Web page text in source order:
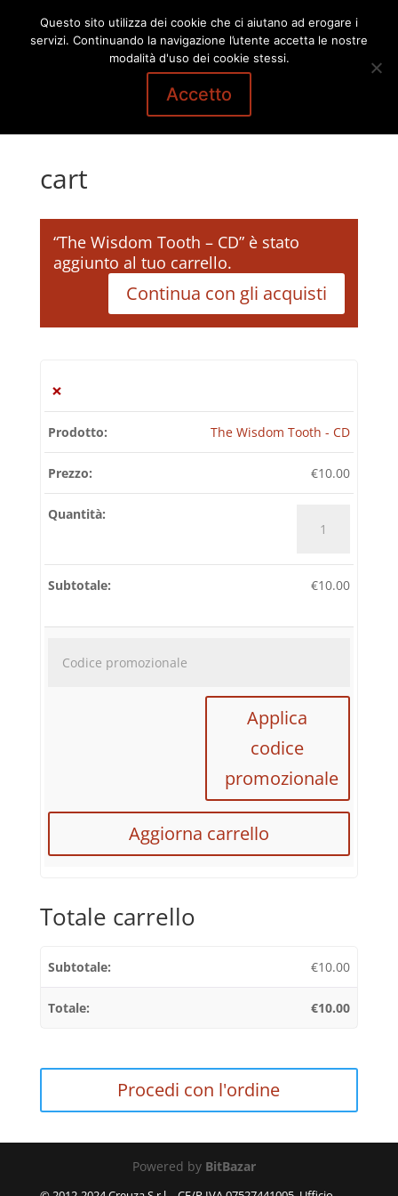
cart
“The Wisdom Tooth – CD” è stato
aggiunto al tuo carrello.
Continua con gli acquisti
×
The Wisdom Tooth - CD
€10.00
Wisdom
-
CD€10.00
Applica
codice
promozionale
Aggiorna carrello
Totale carrello
€10.00
€10.00
Procedi con l'ordine
Powered by BitBazar
Questo sito utilizza dei cookie che ci aiutano ad erogare i
servizi. Continuando la navigazione l’utente accetta le nostre
modalità d'uso dei cookie stessi.
Accetto